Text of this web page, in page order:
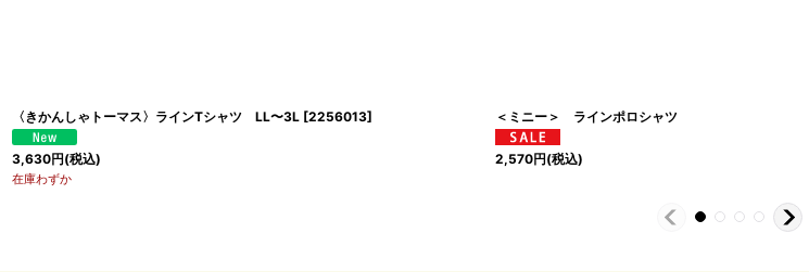
〈きかんしゃトーマス〉ラインTシャツ LL〜3L [2256013]
3,630円(税込)
在庫わずか
＜ミニー＞ ラインポロシャツ
2,570円(税込)